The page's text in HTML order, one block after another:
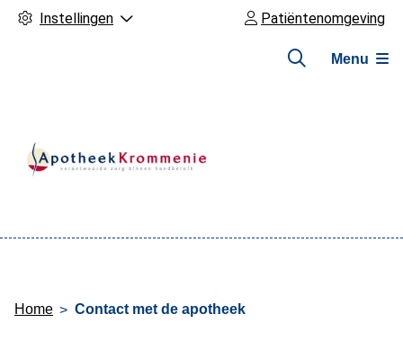
Instellingen Patiëntenomgeving
Menu
Home Contact met de apotheek